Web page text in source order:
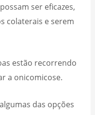
ser eficazes,
colaterais e serem
estão recorrendo
a onicomicose.
das opções